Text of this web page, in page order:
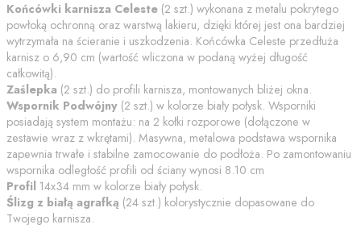
Końcówki karnisza Celeste (2 szt.) wykonana z metalu pokrytego
powłoką ochronną oraz warstwą lakieru, dzięki której jest ona bardziej
wytrzymała na ścieranie i uszkodzenia. Końcówka Celeste przedłuża
karnisz o 6,90 cm (wartość wliczona w podaną wyżej długość
całkowitą).
Zaślepka (2 szt.) do profili karnisza, montowanych bliżej okna.
Wspornik Podwójny (2 szt.) w kolorze biały połysk. Wsporniki
posiadają system montażu: na 2 kołki rozporowe (dołączone w
zestawie wraz z wkrętami). Masywna, metalowa podstawa wspornika
zapewnia trwałe i stabilne zamocowanie do podłoża. Po zamontowaniu
wspornika odległość profili od ściany wynosi 8.10 cm
Profil 14x34 mm w kolorze biały połysk.
Ślizg z białą agrafką (24 szt.) kolorystycznie dopasowane do
Twojego karnisza.